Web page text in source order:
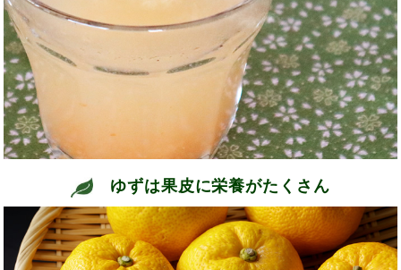
ゆずは果皮に栄養がたくさん